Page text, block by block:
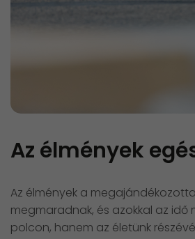
Az élmények
Az élmények a
megmaradnak, és azokkal az
polcon, hanem az életünk